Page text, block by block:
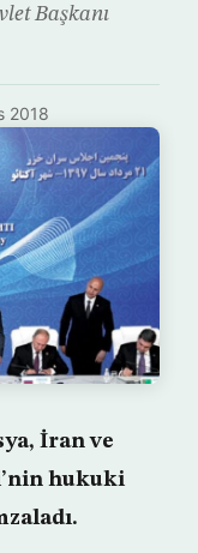
Başkanı
2018
İran ve
hukuki